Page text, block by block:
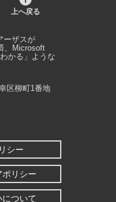
上へ戻る
ーザスが
、Microsoft
かる」ような
区柳町1番地
シー
ポリシー
ついて